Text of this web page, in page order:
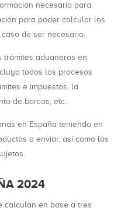
necesaria para
para poder calcular los
de ser necesario.
trámites aduaneros en
todos los procesos
e impuestos, la
de barcos, etc.
en España teniendo en
a enviar, así como los
2024
calculan en base a tres